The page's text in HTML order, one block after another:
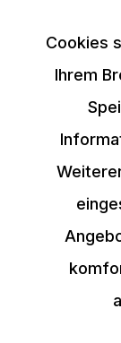
Cookies
Ihrem